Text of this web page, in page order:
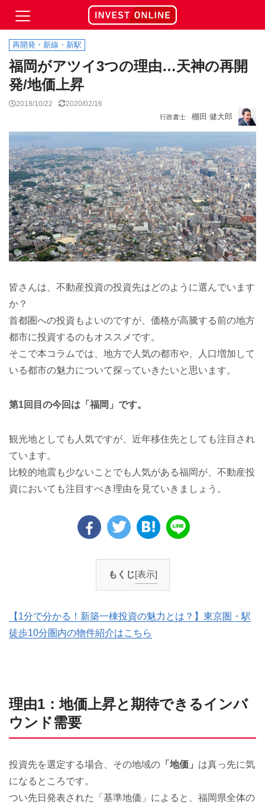
再開発・新線・新駅
福岡がアツイ3つの理由…天神の再開
発/地価上昇
2018/10/22 2020/02/16
行政書士 棚田 健大郎
皆さんは、不動産投資の投資先はどのように選んでいます
か？
首都圏への投資もよいのですが、価格が高騰する前の地方
都市に投資するのもオススメです。
そこで本コラムでは、地方で人気の都市や、人口増加して
いる都市の魅力について探っていきたいと思います。
第1回目の今回は「福岡」です。
観光地としても人気ですが、近年移住先としても注目され
ています。
比較的地震も少ないことでも人気がある福岡が、不動産投
資においても注目すべき理由を見ていきましょう。
もくじ[表示]
【1分で分かる！新築一棟投資の魅力とは？】東京圏・駅
徒歩10分圏内の物件紹介はこちら
理由1：地価上昇と期待できるインバ
ウンド需要
投資先を選定する場合、その地域の 「地価」 は真っ先に気
になるところです。
つい先日発表された「基準地価」によると、福岡県全体の